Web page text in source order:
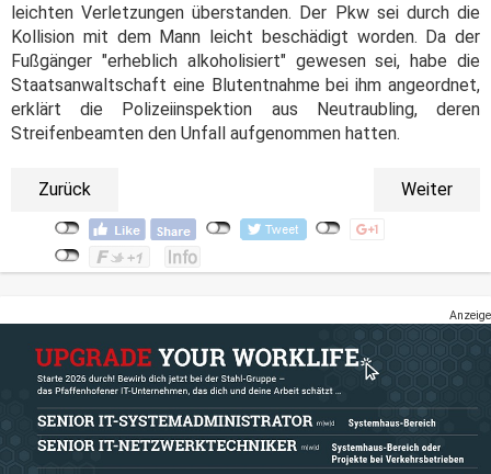
leichten Verletzungen überstanden. Der Pkw sei durch die
Kollision mit dem Mann leicht beschädigt worden. Da der
Fußgänger "erheblich alkoholisiert" gewesen sei, habe die
Staatsanwaltschaft eine Blutentnahme bei ihm angeordnet,
erklärt die Polizeiinspektion aus Neutraubling, deren
Streifenbeamten den Unfall aufgenommen hatten.
Zurück Weiter
Anzeige